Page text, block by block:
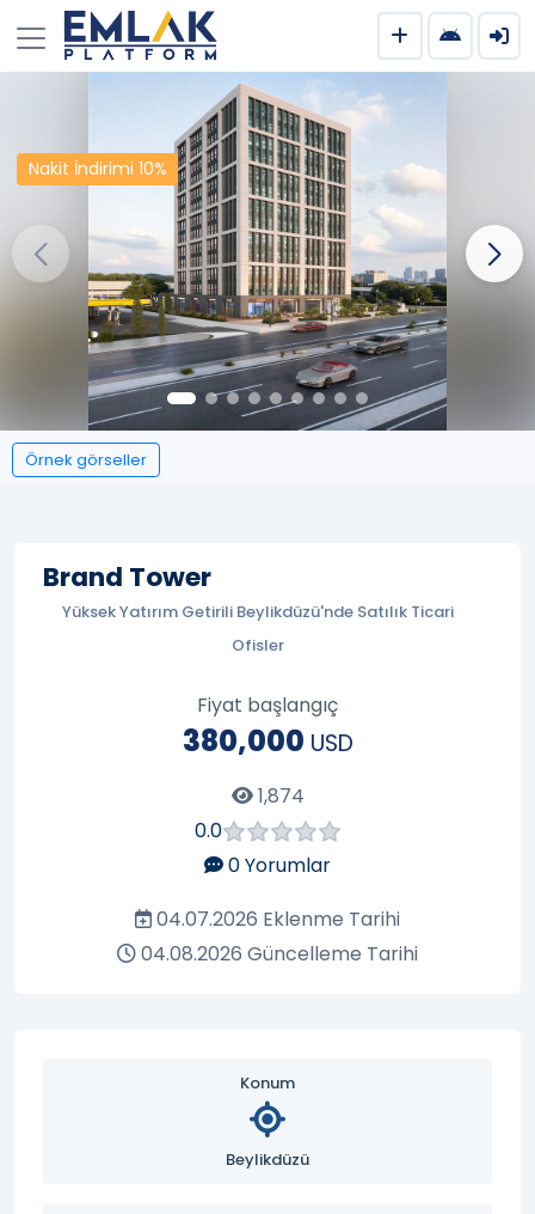
Nakit İndirimi 10%
Örnek görseller
Brand Tower
Yüksek Yatırım Getirili Beylikdüzü'nde Satılık Ticari
Ofisler
Fiyat başlangıç
380,000 USD
1,874
0.0
0Yorumlar
04.07.2026 Eklenme Tarihi
04.08.2026 Güncelleme Tarihi
Konum
Beylikdüzü